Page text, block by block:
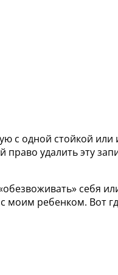
с одной стойкой или
удалить эту
себя
моим ребенком. Вот